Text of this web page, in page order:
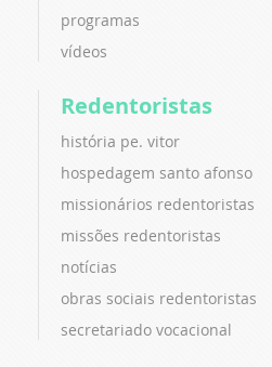
programas
vídeos
Redentoristas
história pe. vitor
hospedagem santo afonso
missionários redentoristas
missões redentoristas
notícias
obras sociais redentoristas
secretariado vocacional